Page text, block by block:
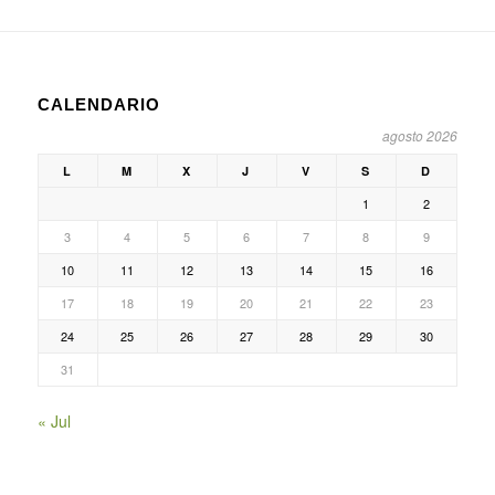
CALENDARIO
agosto 2026
L M X J V S D
1
2
3
4 5 6 7 8
9
10
11 12 13 14 15
16
17
18 19 20 21 22
23
24
25 26 27 28 29
30
31
« Jul